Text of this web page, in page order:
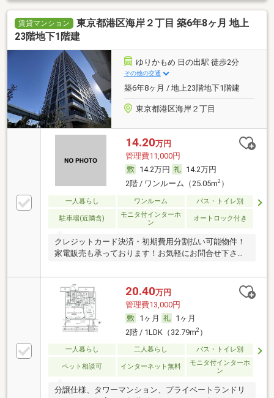
賃貸マンション
東京都港区海岸２丁目 築6年8ヶ月 地上
23階地下1階建
ゆりかもめ 日の出駅 徒歩2分
その他の交通
築6年8ヶ月 / 地上23階地下1階建
東京都港区海岸２丁目
14.20万円
管理費11,000円
14.2万円
14.2万円
2階 / ワンルーム（25.05m2）
一人暮らし ワンルーム バス・トイレ別
駐車場(近隣含)
モニタ付インターホ
ン
オートロック付き
クレジットカード決済・初期費用分割払い可能物件！
家電販売も承っております！お気軽にお問合せ下さ
20.40万円
管理費13,000円
1ヶ月
1ヶ月
2階 / 1LDK（32.79m2）
一人暮らし 二人暮らし バス・トイレ別
ペット相談可 インターネット無料
モニタ付インターホ
ン
分譲仕様、タワーマンション、プライベートランドリ